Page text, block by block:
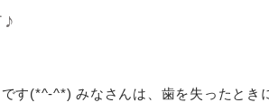
す(*^-^*) みなさんは、歯を失ったとき